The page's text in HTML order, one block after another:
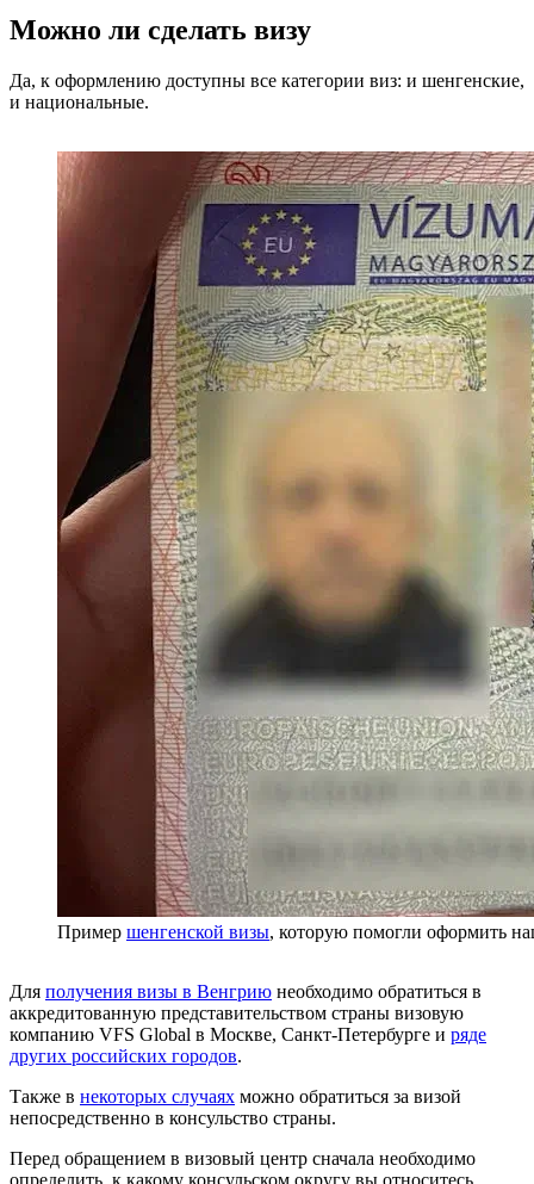
Можно ли сделать визу
Да, к оформлению доступны все категории виз: и шенгенские,
и национальные.
Пример шенгенской визы, которую помогли оформить
Для получения визы в Венгрию необходимо обратиться в
аккредитованную представительством страны визовую
компанию VFS Global в Москве, Санкт-Петербурге и ряде
других российских городов.
Также в некоторых случаях можно обратиться за визой
непосредственно в консульство страны.
Перед обращением в визовый центр сначала необходимо
определить, к какому консульском округу вы относитесь,